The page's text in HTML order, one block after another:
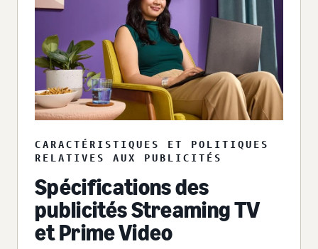
CARACTÉRISTIQUES ET POLITIQUES
RELATIVES AUX PUBLICITÉS
Spécifications des
publicités Streaming TV
et Prime Video